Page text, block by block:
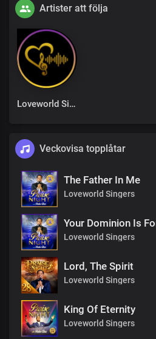
Artister att följa
Loveworld Singers
Veckovisa topplåtar
The Father In Me
Loveworld Singers
Your Dominion Is
Loveworld Singers
Lord, The Spirit
Loveworld Singers
King Of Eternity
Loveworld Singers